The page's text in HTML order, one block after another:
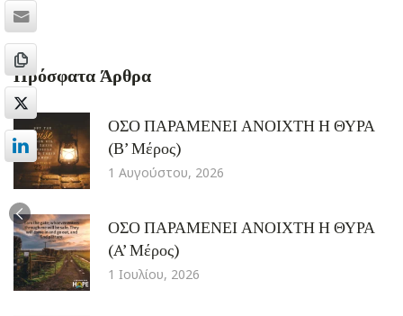
Πρόσφατα Άρθρα
ΟΣΟ ΠΑΡΑΜΕΝΕΙ ΑΝΟΙΧΤΗ Η ΘΥΡΑ
(Β’ Μέρος)
1 Αυγούστου, 2026
ΟΣΟ ΠΑΡΑΜΕΝΕΙ ΑΝΟΙΧΤΗ Η ΘΥΡΑ
(A’ Μέρος)
1 Ιουλίου, 2026